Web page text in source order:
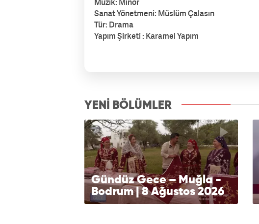
Sanat Yönetmeni: Müslüm Çalasın
Tür: Drama
Yapım Şirketi : Karamel Yapım
YENİ BÖLÜMLER
Gündüz Gece – Muğla -
Bodrum | 8 Ağustos 2026